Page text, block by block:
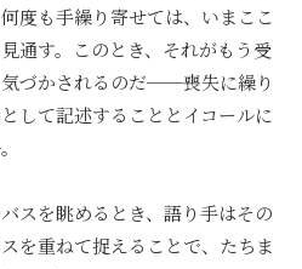
度も手繰り寄せては、いまここ
通す。このとき、それがもう受
づかされるのだ──喪失に繰り
して記述することとイコールに
スを眺めるとき、語り手はその
を重ねて捉えることで、たちま